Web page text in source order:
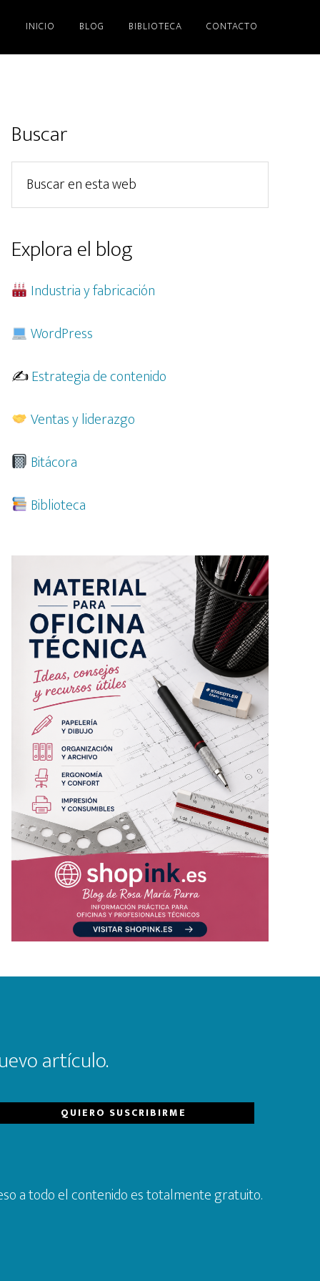
INICIO BLOG BIBLIOTECA CONTACTO
Barra
lateral
principal
Buscar
esta
web
Explora el blog
Industria y fabricación
WordPress
✍️Estrategia de contenido
Ventas y liderazgo
Bitácora
Biblioteca
artículo.
a todo el contenido es totalmente gratuito.